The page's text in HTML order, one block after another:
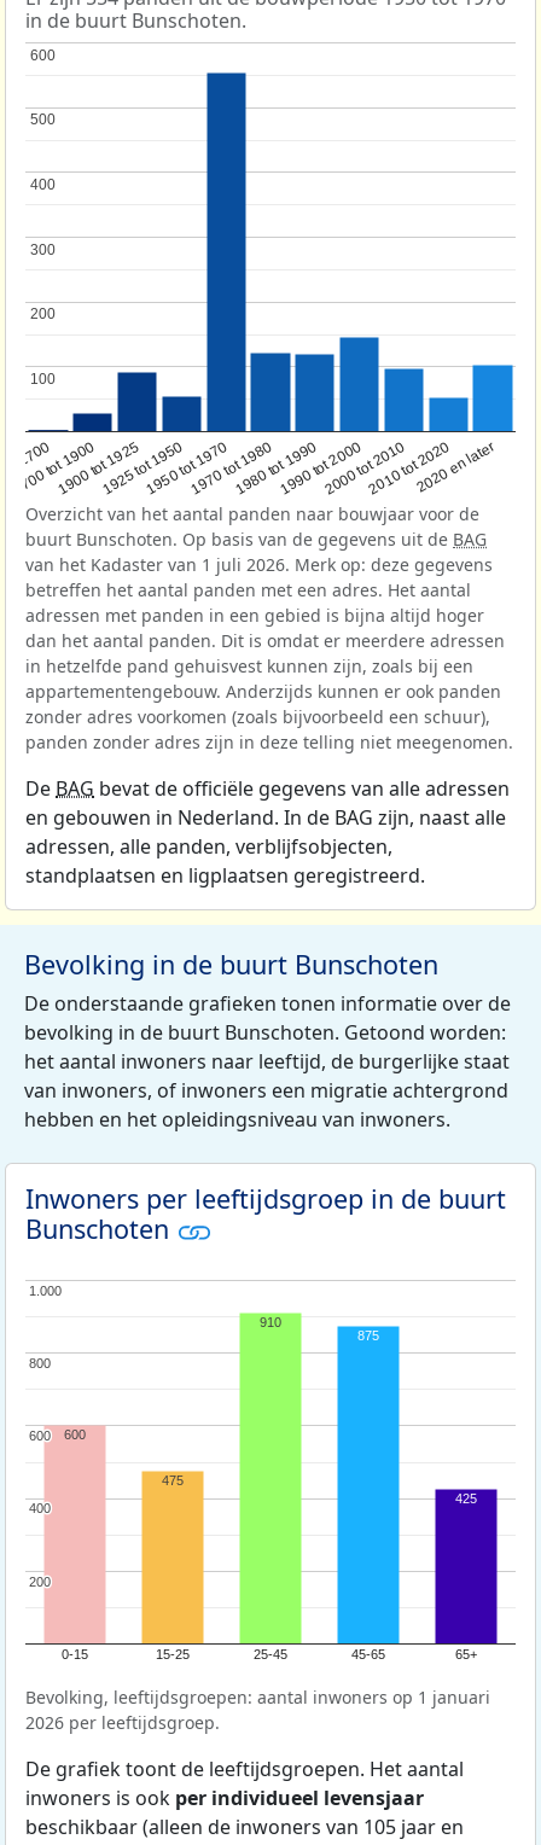
in de buurt Bunschoten.
1700
1700 tot 1900
1900 tot 19251925 tot 19501950 tot 19701970 tot 19801980 tot 19901990 tot 20002000 tot 20102010 tot 20202020 en later
100
100
200
200
300
300
400
400
500
500
600
600
Overzicht van het aantal panden naar bouwjaar voor de
buurt Bunschoten. Op basis van de gegevens uit de BAG
van het Kadaster van 1 juli 2026. Merk op: deze gegevens
betreffen het aantal panden met een adres. Het aantal
adressen met panden in een gebied is bijna altijd hoger
dan het aantal panden. Dit is omdat er meerdere adressen
in hetzelfde pand gehuisvest kunnen zijn, zoals bij een
appartementengebouw. Anderzijds kunnen er ook panden
zonder adres voorkomen (zoals bijvoorbeeld een schuur),
panden zonder adres zijn in deze telling niet meegenomen.
De BAG bevat de officiële gegevens van alle adressen
en gebouwen in Nederland. In de BAG zijn, naast alle
adressen, alle panden, verblijfsobjecten,
standplaatsen en ligplaatsen geregistreerd.
Bevolking in de buurt Bunschoten
De onderstaande grafieken tonen informatie over de
bevolking in de buurt Bunschoten. Getoond worden:
het aantal inwoners naar leeftijd, de burgerlijke staat
van inwoners, of inwoners een migratie achtergrond
hebben en het opleidingsniveau van inwoners.
Inwoners per leeftijdsgroep in de buurt
Bunschoten
0-15 15-25 25-45 45-65 65+
200
200
400
400
600
600
800
800
1.000
1.000
600
475
910
875
425
Bevolking, leeftijdsgroepen: aantal inwoners op 1 januari
2026 per leeftijdsgroep.
De grafiek toont de leeftijdsgroepen. Het aantal
inwoners is ook per individueel levensjaar
beschikbaar (alleen de inwoners van 105 jaar en